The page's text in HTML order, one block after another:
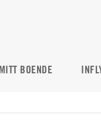
MITT BOENDE